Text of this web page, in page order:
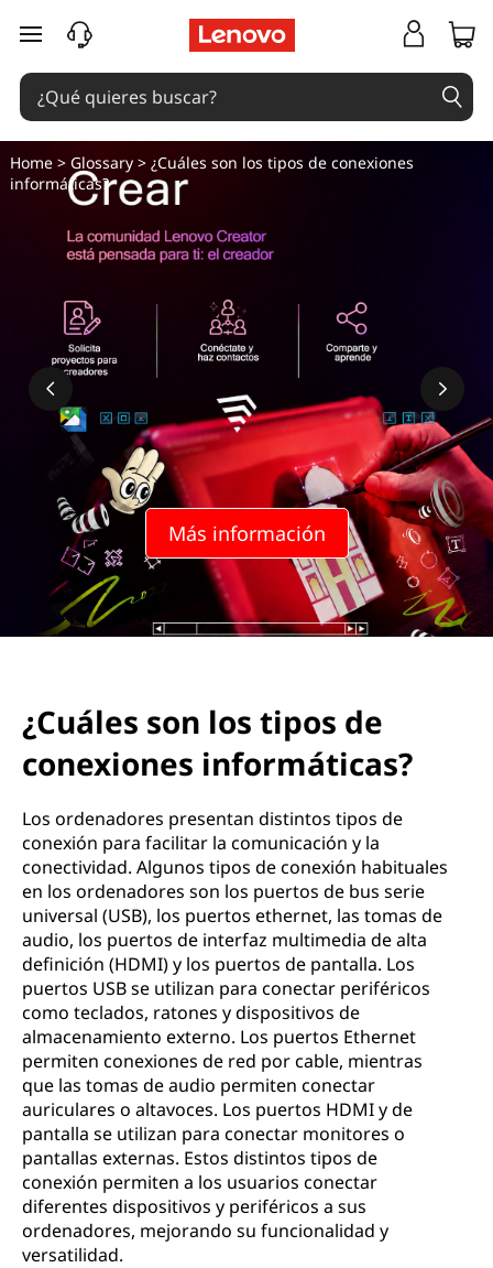
Ir al contenido principal
Más información
Home> Glossary> ¿Cuáles son los tipos de conexiones
informáticas?
¿Cuáles son los tipos de
conexiones informáticas?
Los ordenadores presentan distintos tipos de
conexión para facilitar la comunicación y la
conectividad. Algunos tipos de conexión habituales
en los ordenadores son los puertos de bus serie
universal (USB), los puertos ethernet, las tomas de
audio, los puertos de interfaz multimedia de alta
definición (HDMI) y los puertos de pantalla. Los
puertos USB se utilizan para conectar periféricos
como teclados, ratones y dispositivos de
almacenamiento externo. Los puertos Ethernet
permiten conexiones de red por cable, mientras
que las tomas de audio permiten conectar
auriculares o altavoces. Los puertos HDMI y de
pantalla se utilizan para conectar monitores o
pantallas externas. Estos distintos tipos de
conexión permiten a los usuarios conectar
diferentes dispositivos y periféricos a sus
ordenadores, mejorando su funcionalidad y
versatilidad.